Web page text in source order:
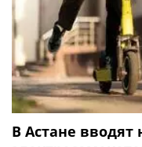
В Астане вводят